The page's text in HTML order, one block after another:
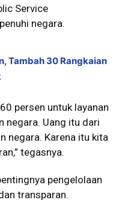
Service
negara.
Tambah 30 Rangkaian
persen untuk layanan
negara. Uang itu dari
negara. Karena itu kita
tegasnya.
pengelolaan
transparan.